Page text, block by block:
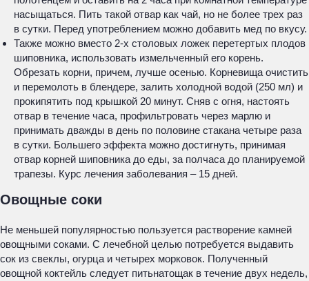
насыщаться. Пить такой отвар как чай, но не более трех раз
в сутки. Перед употреблением можно добавить мед по вкусу.
Также можно вместо 2-х столовых ложек перетертых плодов
шиповника, использовать измельченный его корень.
Обрезать корни, причем, лучше осенью. Корневища очистить
и перемолоть в блендере, залить холодной водой (250 мл) и
прокипятить под крышкой 20 минут. Сняв с огня, настоять
отвар в течение часа, профильтровать через марлю и
принимать дважды в день по половине стакана четыре раза
в сутки. Большего эффекта можно достигнуть, принимая
отвар корней шиповника до еды, за полчаса до планируемой
трапезы. Курс лечения заболевания – 15 дней.
Овощные соки
Не меньшей популярностью пользуется растворение камней
овощными соками. С лечебной целью потребуется выдавить
сок из свеклы, огурца и четырех морковок. Полученный
овощной коктейль следует питьнатощак в течение двух недель,